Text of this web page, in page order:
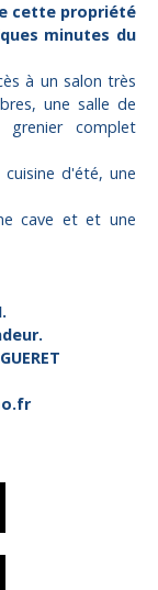
cette propriété
minutes du
à un salon très
une salle de
complet
d'été, une
cave et et une